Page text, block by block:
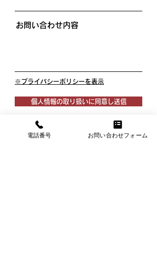
お問い合わせ内容
※プライバシーポリシーを表示
個人情報の取り扱いに同意し送信
電話番号 お問い合わせフォーム